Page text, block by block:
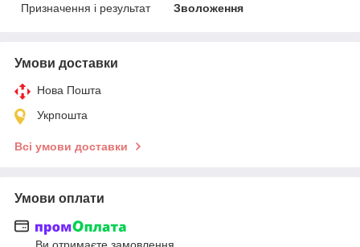
Призначення і результат
Зволоження
Умови доставки
Нова Пошта
Укрпошта
Всі умови доставки
Умови оплати